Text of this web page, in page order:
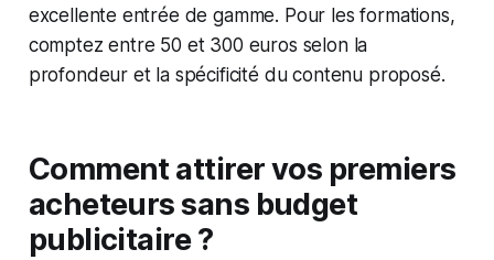
excellente entrée de gamme. Pour les formations,
comptez entre 50 et 300 euros selon la
profondeur et la spécificité du contenu proposé.
Comment attirer vos premiers
acheteurs sans budget
publicitaire ?